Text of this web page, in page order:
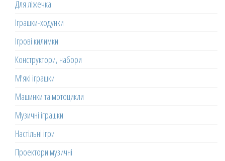
Для ліжечка
Іграшки-ходунки
Ігрові килимки
Конструктори, набори
М'які іграшки
Машинки та мотоцикли
Музичні іграшки
Настільні ігри
Проектори музичні